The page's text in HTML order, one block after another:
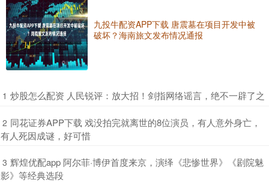
九投牛配资APP下载 唐震墓在项目开发中被
破坏？海南旅文发布情况通报
1 ​炒股怎么配资 人民锐评：放大招！剑指网络谣言，绝不一辟了之
2 ​同花证券APP下载 戏没拍完就离世的8位演员，有人意外身亡，
有人死因成谜，好可惜
3 ​辉煌优配app 阿尔菲·博伊首度来京，演绎《悲惨世界》《剧院魅
影》等经典选段